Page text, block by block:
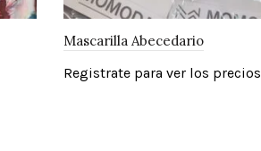
Mascarilla Abecedario
Registrate para ver los precios